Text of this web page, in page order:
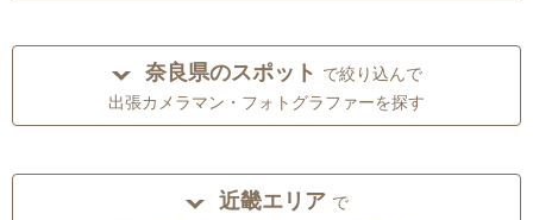
奈良県のスポット で絞り込んで
出張カメラマン・フォトグラファーを探す
近畿エリア で